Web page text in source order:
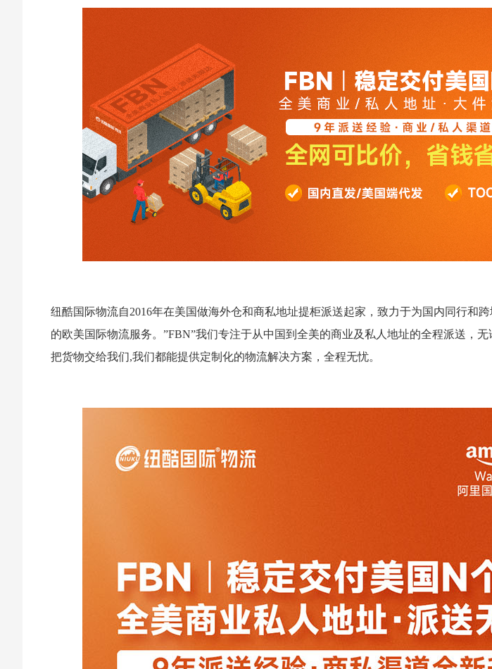
纽酷国际物流自2016年在美国做海外仓和商私地址提柜派送起家，致力于为国内同行和
的欧美国际物流服务。”FBN”我们专注于从中国到全美的商业及私人地址的全程派送，
把货物交给我们,我们都能提供定制化的物流解决方案，全程无忧。